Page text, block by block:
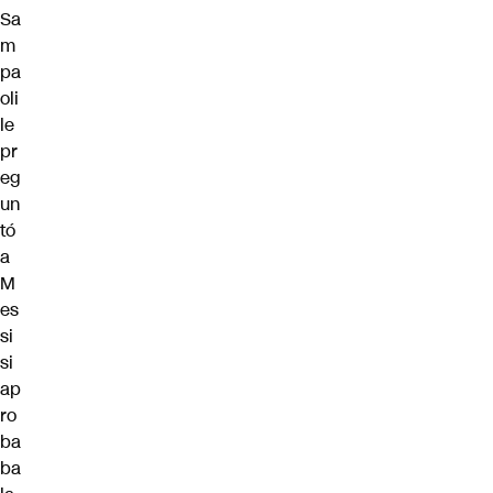
Sa
m
pa
oli
le
pr
eg
un
tó
a
M
es
si
si
ap
ro
ba
ba